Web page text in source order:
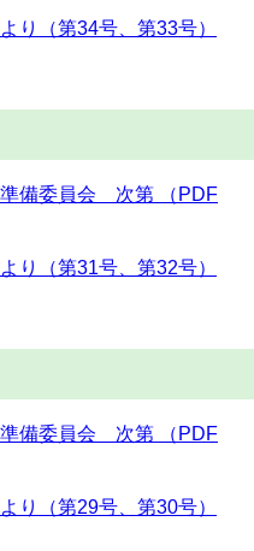
り（第34号、第33号）
準備委員会 次第 （PDF
り（第31号、第32号）
準備委員会 次第 （PDF
り（第29号、第30号）